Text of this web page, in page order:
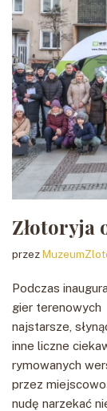
Złotoryja
przez
Podczas
gier terenowych
najstarsze,
inne liczne
rymowanych
przez
nudę narzekać